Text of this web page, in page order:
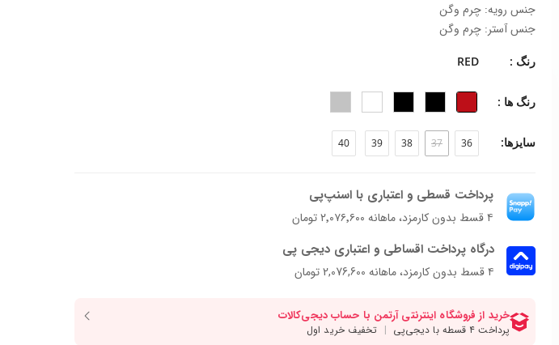
جنس رویه: چرم وگن
جنس آستر: چرم وگن
جنس پاشنه: رابر
فرم قالب: نوک مربعی با پنجه متوسط.
رنگ : RED
رنگ ها :
سایزها: 36
37
38
39
40
پرداخت قسطی و اعتباری با اسنپ‌پی
۴ قسط بدون کارمزد، ماهانه ۲٬۰۷۶٬۶۰۰ تومان
درگاه پرداخت اقساطی و اعتباری دیجی پی
۴ قسط بدون کارمزد، ماهانه 2,076,600 تومان